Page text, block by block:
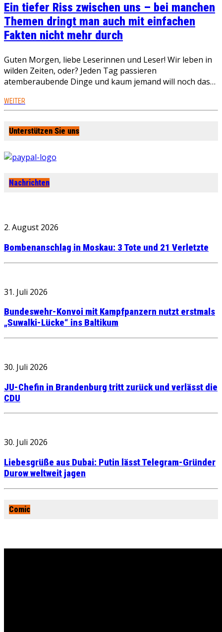
Ein tiefer Riss zwischen uns – bei manchen
Themen dringt man auch mit einfachen
Fakten nicht mehr durch
Guten Morgen, liebe Leserinnen und Leser! Wir leben in
wilden Zeiten, oder? Jeden Tag passieren
atemberaubende Dinge und kaum jemand will noch das…
WEITER
Unterstützen Sie uns
Nachrichten
2. August 2026
Bombenanschlag in Moskau: 3 Tote und 21 Verletzte
31. Juli 2026
Bundeswehr-Konvoi mit Kampfpanzern nutzt erstmals
„Suwalki-Lücke“ ins Baltikum
30. Juli 2026
JU-Chefin in Brandenburg tritt zurück und verlässt die
CDU
30. Juli 2026
Liebesgrüße aus Dubai: Putin lässt Telegram-Gründer
Durow weltweit jagen
Comic